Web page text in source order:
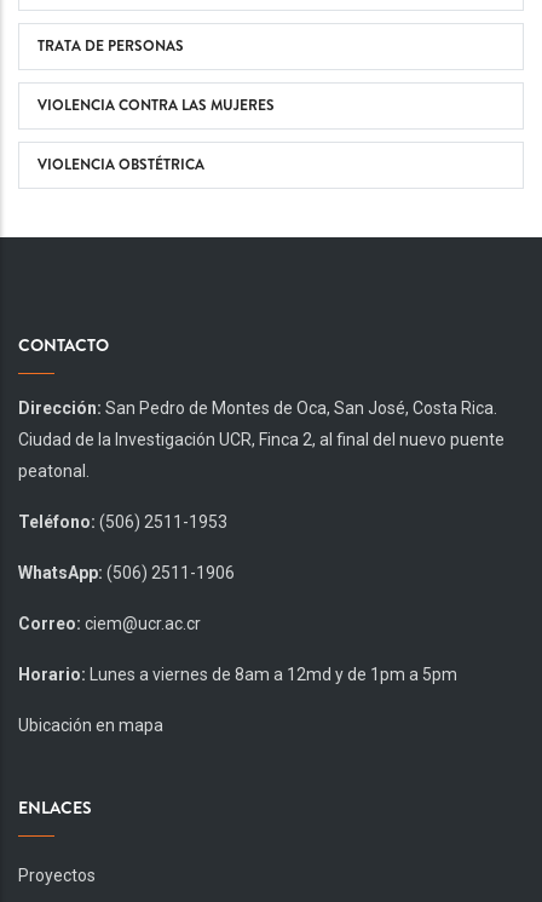
TRATA DE PERSONAS
VIOLENCIA CONTRA LAS MUJERES
VIOLENCIA OBSTÉTRICA
CONTACTO
Dirección: San Pedro de Montes de Oca, San José, Costa Rica.
Ciudad de la Investigación UCR, Finca 2, al final del nuevo puente
peatonal.
Teléfono: (506) 2511-1953
WhatsApp: (506) 2511-1906
Correo: ciem@ucr.ac.cr
Horario: Lunes a viernes de 8am a 12md y de 1pm a 5pm
Ubicación en mapa
ENLACES
Proyectos